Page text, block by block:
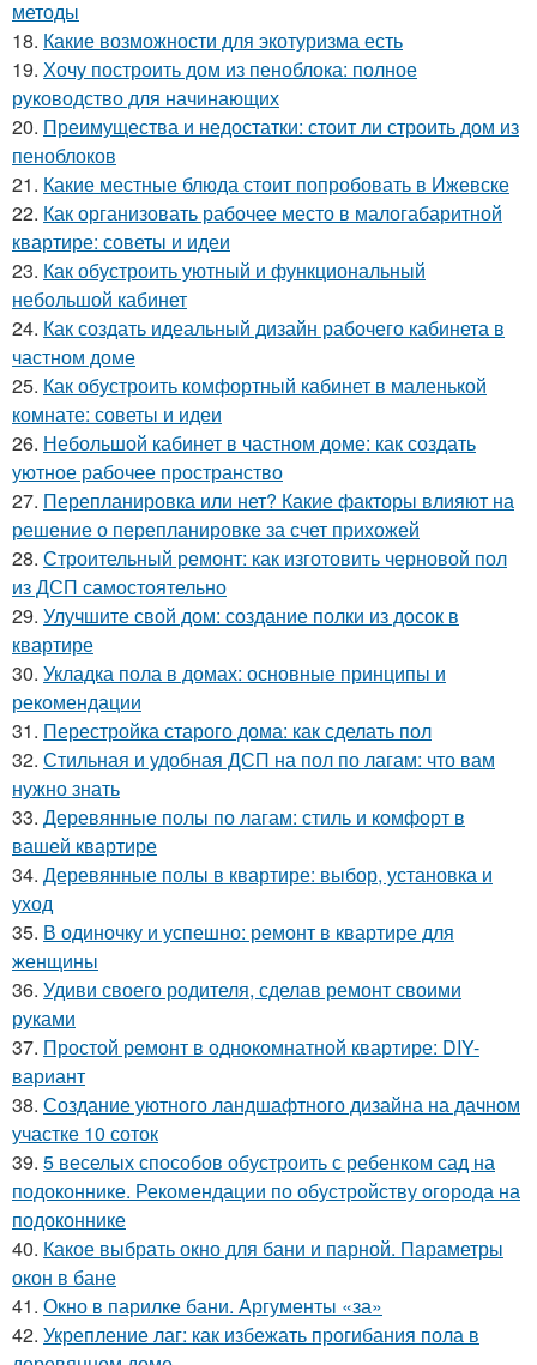
методы
18. Какие возможности для экотуризма есть
19. Хочу построить дом из пеноблока: полное
руководство для начинающих
20. Преимущества и недостатки: стоит ли строить дом из
пеноблоков
21. Какие местные блюда стоит попробовать в Ижевске
22. Как организовать рабочее место в малогабаритной
квартире: советы и идеи
23. Как обустроить уютный и функциональный
небольшой кабинет
24. Как создать идеальный дизайн рабочего кабинета в
частном доме
25. Как обустроить комфортный кабинет в маленькой
комнате: советы и идеи
26. Небольшой кабинет в частном доме: как создать
уютное рабочее пространство
27. Перепланировка или нет? Какие факторы влияют на
решение о перепланировке за счет прихожей
28. Строительный ремонт: как изготовить черновой пол
из ДСП самостоятельно
29. Улучшите свой дом: создание полки из досок в
квартире
30. Укладка пола в домах: основные принципы и
рекомендации
31. Перестройка старого дома: как сделать пол
32. Стильная и удобная ДСП на пол по лагам: что вам
нужно знать
33. Деревянные полы по лагам: стиль и комфорт в
вашей квартире
34. Деревянные полы в квартире: выбор, установка и
уход
35. В одиночку и успешно: ремонт в квартире для
женщины
36. Удиви своего родителя, сделав ремонт своими
руками
37. Простой ремонт в однокомнатной квартире: DIY-
вариант
38. Создание уютного ландшафтного дизайна на дачном
участке 10 соток
39. 5 веселых способов обустроить с ребенком сад на
подоконнике. Рекомендации по обустройству огорода на
подоконнике
40. Какое выбрать окно для бани и парной. Параметры
окон в бане
41. Окно в парилке бани. Аргументы «за»
42. Укрепление лаг: как избежать прогибания пола в